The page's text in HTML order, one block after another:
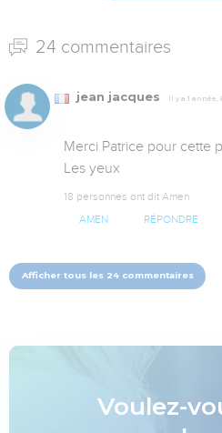
24 commentaires
jean jacques Il y a 1 année,
Merci Patrice pour cette
Les yeux
18 personnes ont dit Amen
AMEN RÉPONDRE
Afficher tous les 24 commentaires
Voulez-